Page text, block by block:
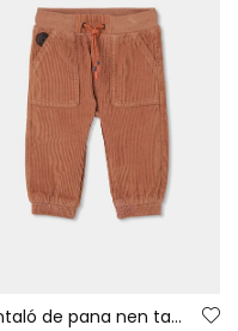
Pantaló de pana nen taronja amb butxaques